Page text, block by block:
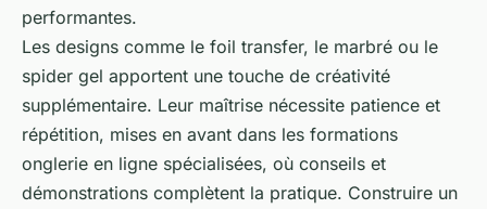
performantes.
Les designs comme le foil transfer, le marbré ou le
spider gel apportent une touche de créativité
supplémentaire. Leur maîtrise nécessite patience et
répétition, mises en avant dans les formations
onglerie en ligne spécialisées, où conseils et
démonstrations complètent la pratique. Construire un